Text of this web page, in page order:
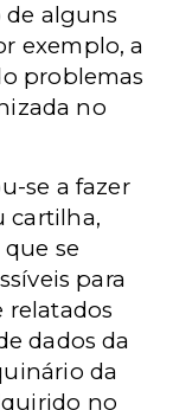
de alguns
exemplo, a
problemas
no
se a fazer
cartilha,
se
para
relatados
dados da
da
no